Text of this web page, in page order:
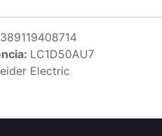
LC1D50AU7
Electric